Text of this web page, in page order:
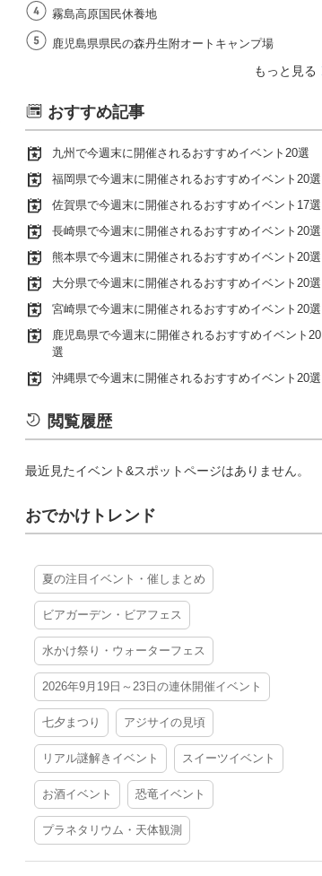
霧島高原国民休養地
鹿児島県県民の森丹生附オートキャンプ場
もっと見る
おすすめ記事
九州で今週末に開催されるおすすめイベント20選
福岡県で今週末に開催されるおすすめイベント20選
佐賀県で今週末に開催されるおすすめイベント17選
長崎県で今週末に開催されるおすすめイベント20選
熊本県で今週末に開催されるおすすめイベント20選
大分県で今週末に開催されるおすすめイベント20選
宮崎県で今週末に開催されるおすすめイベント20選
鹿児島県で今週末に開催されるおすすめイベント20
選
沖縄県で今週末に開催されるおすすめイベント20選
閲覧履歴
最近見たイベント&スポットページはありません。
おでかけトレンド
夏の注目イベント・催しまとめ
ビアガーデン・ビアフェス
水かけ祭り・ウォーターフェス
2026年9月19日～23日の連休開催イベント
七夕まつり アジサイの見頃
リアル謎解きイベント スイーツイベント
お酒イベント 恐竜イベント
プラネタリウム・天体観測